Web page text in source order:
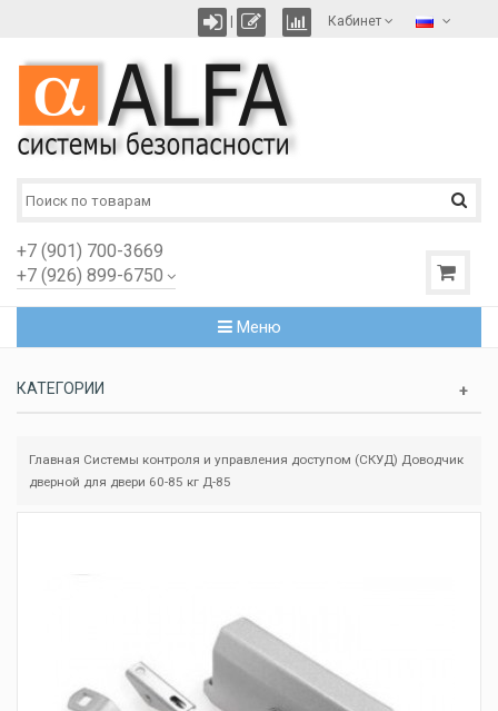
Кабинет
+7 (901) 700-3669
+7 (926) 899-6750
Меню
КАТЕГОРИИ
Главная Системы контроля и управления доступом (СКУД) Доводчик
дверной для двери 60-85 кг Д-85